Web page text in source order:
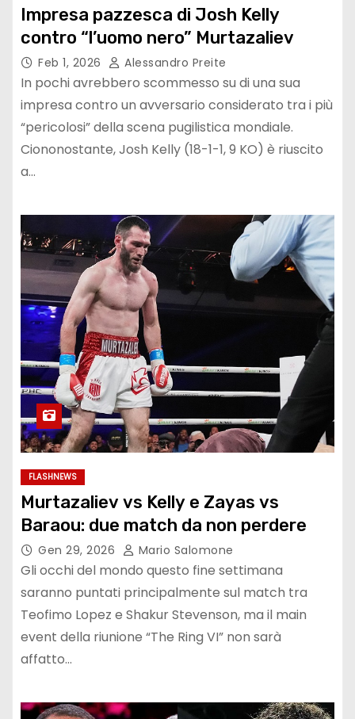
Impresa pazzesca di Josh Kelly
contro “l’uomo nero” Murtazaliev
Feb 1, 2026 Alessandro Preite
In pochi avrebbero scommesso su di una sua
impresa contro un avversario considerato tra i più
“pericolosi” della scena pugilistica mondiale.
Ciononostante, Josh Kelly (18-1-1, 9 KO) è riuscito
a…
FLASHNEWS
Murtazaliev vs Kelly e Zayas vs
Baraou: due match da non perdere
Gen 29, 2026 Mario Salomone
Gli occhi del mondo questo fine settimana
saranno puntati principalmente sul match tra
Teofimo Lopez e Shakur Stevenson, ma il main
event della riunione “The Ring VI” non sarà
affatto…